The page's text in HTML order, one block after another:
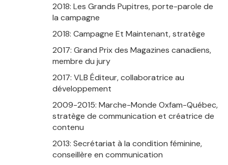
2018: Les Grands Pupitres, porte-parole de
la campagne
2018: Campagne Et Maintenant, stratège
2017: Grand Prix des Magazines canadiens,
membre du jury
2017: VLB Éditeur, collaboratrice au
développement
2009-2015: Marche-Monde Oxfam-Québec,
stratège de communication et créatrice de
contenu
2013: Secrétariat à la condition féminine,
conseillère en communication